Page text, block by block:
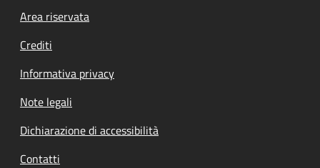
Footer menu
Area riservata
Crediti
Informativa privacy
Note legali
Dichiarazione di accessibilità
Contatti